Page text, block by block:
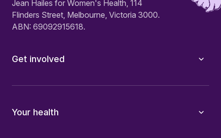
Jean Hailes for Women's Health, 114
Flinders Street, Melbourne, Victoria 3000.
ABN: 69092915618.
Get involved
Your health